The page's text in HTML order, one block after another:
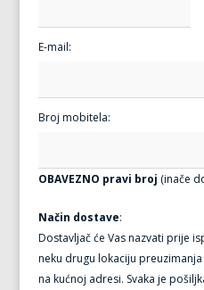
E-mail:
Broj mobitela:
OBAVEZNO pravi broj (inače
Način dostave:
Dostavljač će Vas nazvati prije
neku drugu lokaciju
na kućnoj adresi. Svaka je